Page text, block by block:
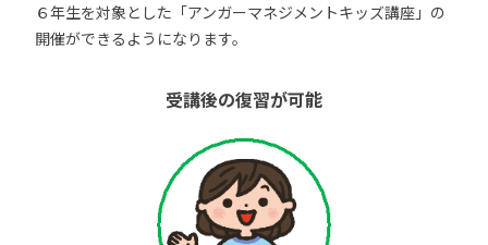
６年生を対象とした「アンガーマネジメントキッズ講座」の
開催ができるようになります。
受講後の復習が可能